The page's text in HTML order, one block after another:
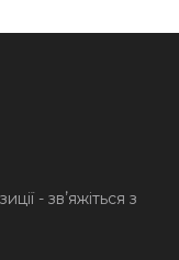
- звʼяжіться з